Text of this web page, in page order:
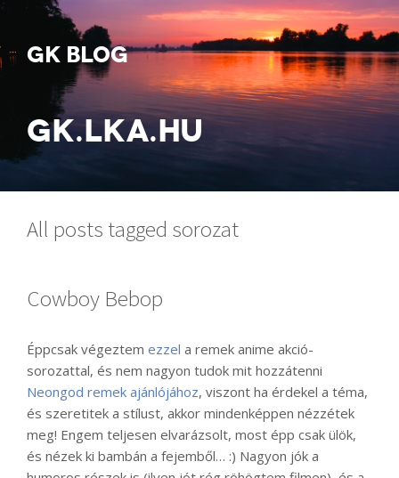
GK BLOG
GK.LKA.HU
All posts tagged sorozat
Cowboy Bebop
Éppcsak végeztem ezzel a remek anime akció-
sorozattal, és nem nagyon tudok mit hozzátenni
Neongod remek ajánlójához, viszont ha érdekel a téma,
és szeretitek a stílust, akkor mindenképpen nézzétek
meg! Engem teljesen elvarázsolt, most épp csak ülök,
és nézek ki bambán a fejemből… :) Nagyon jók a